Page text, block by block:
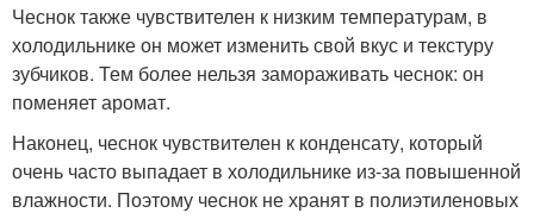
Чеснок также чувствителен к низким температурам, в
холодильнике он может изменить свой вкус и текстуру
зубчиков. Тем более нельзя замораживать чеснок: он
поменяет аромат.
Наконец, чеснок чувствителен к конденсату, который
очень часто выпадает в холодильнике из-за повышенной
влажности. Поэтому чеснок не хранят в полиэтиленовых